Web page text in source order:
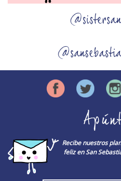
Recibe nuestros
feliz en San